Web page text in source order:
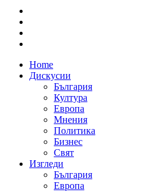
Home
Дискусии
България
Култура
Европа
Мнения
Политика
Бизнес
Свят
Изгледи
България
Европа